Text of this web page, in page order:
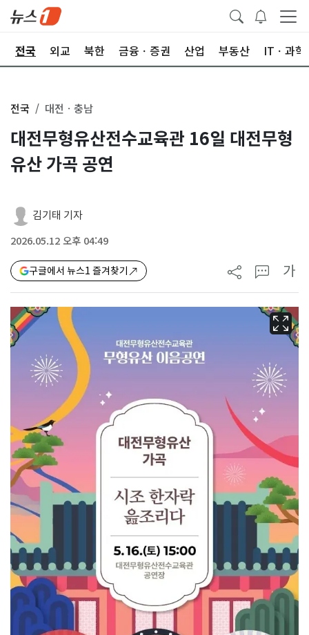
전국 외교 북한 금융ㆍ증권 산업 부동산 ITㆍ과학
전국 대전ㆍ충남
대전무형유산전수교육관 16일 대전무형
유산 가곡 공연
김기태 기자
2026.05.12 오후 04:49
구글에서 뉴스1 즐겨찾기 가